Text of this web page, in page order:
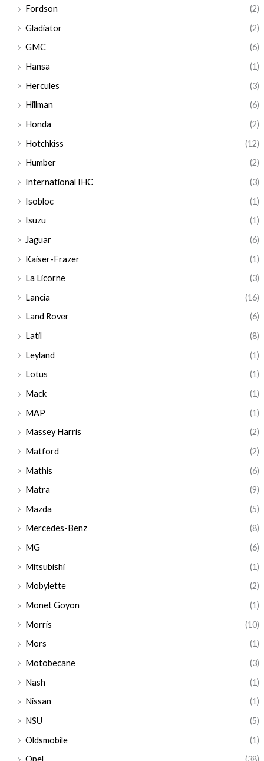
Fordson
(2)
Gladiator
(2)
GMC
(6)
Hansa
(1)
Hercules
(3)
Hillman
(6)
Honda
(2)
Hotchkiss
(12)
Humber
(2)
International IHC
(3)
Isobloc
(1)
Isuzu
(1)
Jaguar
(6)
Kaiser-Frazer
(1)
La Licorne
(3)
Lancia
(16)
Land Rover
(6)
Latil
(8)
Leyland
(1)
Lotus
(1)
Mack
(1)
MAP
(1)
Massey Harris
(2)
Matford
(2)
Mathis
(6)
Matra
(9)
Mazda
(5)
Mercedes-Benz
(8)
MG
(6)
Mitsubishi
(1)
Mobylette
(2)
Monet Goyon
(1)
Morris
(10)
Mors
(1)
Motobecane
(3)
Nash
(1)
Nissan
(1)
NSU
(5)
Oldsmobile
(1)